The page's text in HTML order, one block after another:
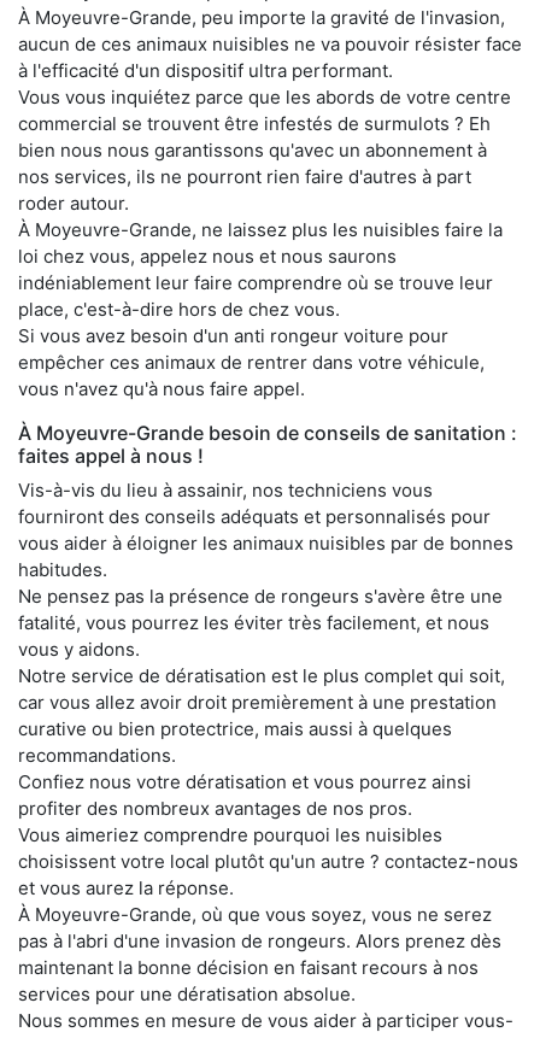
À Moyeuvre-Grande, peu importe la gravité de l'invasion,
aucun de ces animaux nuisibles ne va pouvoir résister face
à l'efficacité d'un dispositif ultra performant.
Vous vous inquiétez parce que les abords de votre centre
commercial se trouvent être infestés de surmulots ? Eh
bien nous nous garantissons qu'avec un abonnement à
nos services, ils ne pourront rien faire d'autres à part
roder autour.
À Moyeuvre-Grande, ne laissez plus les nuisibles faire la
loi chez vous, appelez nous et nous saurons
indéniablement leur faire comprendre où se trouve leur
place, c'est-à-dire hors de chez vous.
Si vous avez besoin d'un anti rongeur voiture pour
empêcher ces animaux de rentrer dans votre véhicule,
vous n'avez qu'à nous faire appel.
À Moyeuvre-Grande besoin de conseils de sanitation :
faites appel à nous !
Vis-à-vis du lieu à assainir, nos techniciens vous
fourniront des conseils adéquats et personnalisés pour
vous aider à éloigner les animaux nuisibles par de bonnes
habitudes.
Ne pensez pas la présence de rongeurs s'avère être une
fatalité, vous pourrez les éviter très facilement, et nous
vous y aidons.
Notre service de dératisation est le plus complet qui soit,
car vous allez avoir droit premièrement à une prestation
curative ou bien protectrice, mais aussi à quelques
recommandations.
Confiez nous votre dératisation et vous pourrez ainsi
profiter des nombreux avantages de nos pros.
Vous aimeriez comprendre pourquoi les nuisibles
choisissent votre local plutôt qu'un autre ? contactez-nous
et vous aurez la réponse.
À Moyeuvre-Grande, où que vous soyez, vous ne serez
pas à l'abri d'une invasion de rongeurs. Alors prenez dès
maintenant la bonne décision en faisant recours à nos
services pour une dératisation absolue.
Nous sommes en mesure de vous aider à participer vous-